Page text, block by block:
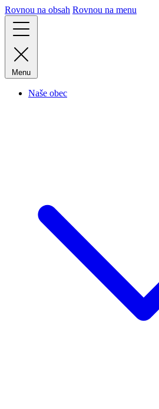
Rovnou na obsah Rovnou na menu
Menu
Naše obec